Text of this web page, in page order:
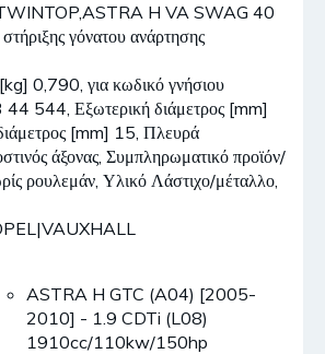
H VA SWAG 40
γόνατου ανάρτησης
0,790, για κωδικό γνήσιου
44 544, Εξωτερική διάμετρος [mm]
[mm] 15, Πλευρά
άξονας, Συμπληρωματικό προϊόν/
ρουλεμάν, Υλικό Λάστιχο/μέταλλο,
ASTRA H GTC (A04) [2005-
2010] - 1.9 CDTi (L08)
1910cc/110kw/150hp